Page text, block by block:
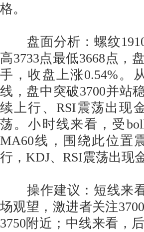
格。
盘面分析：螺纹1910
高3733点最低3668点，
手，收盘上涨0.54%。
线，盘中突破3700并站
续上行、RSI震荡出现
荡。小时线来看，受
MA60线，围绕此位置
行，KDJ、RSI震荡出现
操作建议：短线来看
场观望，激进者关注
3750附近；中线来看，